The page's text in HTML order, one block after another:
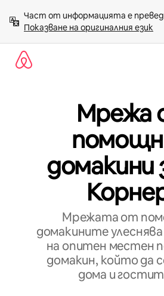
към
съдържанието
Показване на оригиналния език
Мрежа
домакини
Мрежата от
домакините
на опитен местен
домакин, който да
дома и